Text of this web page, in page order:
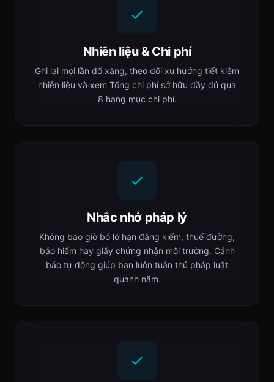
Nhiên liệu & Chi phí
Ghi lại mọi lần đổ xăng, theo dõi xu hướng tiết kiệm
nhiên liệu và xem Tổng chi phí sở hữu đầy đủ qua
8 hạng mục chi phí.
Nhắc nhở pháp lý
Không bao giờ bỏ lỡ hạn đăng kiểm, thuế đường,
bảo hiểm hay giấy chứng nhận môi trường. Cảnh
báo tự động giúp bạn luôn tuân thủ pháp luật
quanh năm.